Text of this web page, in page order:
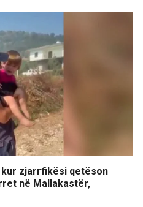
kur zjarrfikësi qetëson
në Mallakastër,